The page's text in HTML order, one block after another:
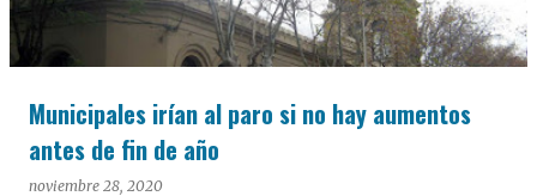
Municipales irían al paro si no hay aumentos
antes de fin de año
noviembre 28, 2020